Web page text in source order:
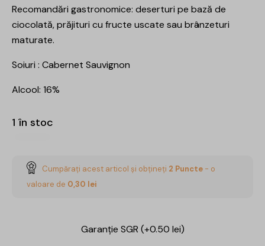
Recomandări gastronomice: deserturi pe bază de
ciocolată, prăjituri cu fructe uscate sau brânzeturi
maturate.
Soiuri : Cabernet Sauvignon
Alcool: 16%
1 în stoc
Cumpărați acest articol și obțineți 2 Puncte - o
valoare de 0,30 lei
Garanție SGR (+0.50 lei)